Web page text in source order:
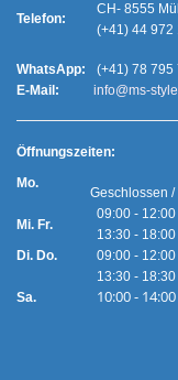
Telefon:
CH- 8555
(+41) 44 972
WhatsApp:
(+41) 78 795
E-Mail:
info@ms-
Öffnungszeiten:
Mo.
Mi. Fr.
Geschlossen
09:00 -
13:30 -
Di. Do.
Sa.
09:00 -
13:30 -
10:00 -